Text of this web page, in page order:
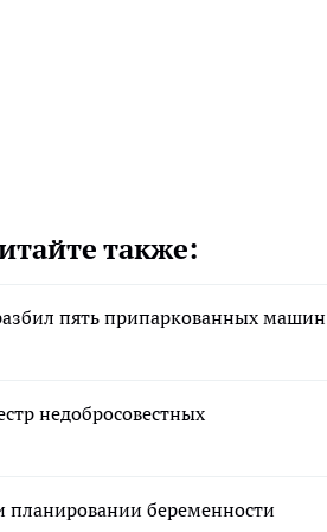
также:
пять припаркованных машин
недобросовестных
беременности